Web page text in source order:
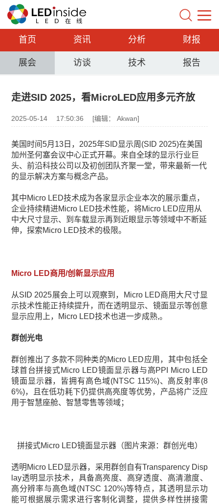
首页 资讯 分析 财报
展会 访谈 技术 报告
走进SID 2025，看MicroLED应用多元齐放
2025-05-14 17:50:36 [编辑： Akwan]
美国时间5月13日，2025年SID显示周(SID 2025)在美国
加州圣何塞会议中心正式开幕。来自全球的显示行业巨
头、前沿科技公司以及初创团队齐聚一堂，带来最新一代
的显示解决方案与概念产品。
其中Micro LED技术成为各家显示企业本次的展示重点，
企业持续精进Micro LED技术性能，将Micro LED应用从
中大尺寸显示、到车载显示再到近眼显示等领域中不断延
伸，探索Micro LED技术的极限。
Micro LED商用/创新显示应用
从SID 2025展会上可以观察到，Micro LED商用大尺寸显
示技术性能正持续提升，而在透明显示、镜面显示等创意
显示应用上，Micro LED技术也进一步成熟,。
群创光电
群创推出了多款不同种类的Micro LED应用，其中包括全
球首台拼接式Micro LED镜面显示器与高PPI Micro LED
镜面显示器，皆拥有高色域(NTSC 115%)、高反射率(8
6%)，且在低功耗下仍提供高亮度等优势，产品将广泛应
用于智慧座舱、智慧零售等领域；
拼接式Micro LED镜面显示器（图片来源：群创光电）
透明Micro LED显示器，采用群创自有Transparency Disp
lay透明显示技术，具备高亮度、高穿透度、高清澈度、
高分辨率与高色域(NTSC 120%)等特点，其透明显示功
能可根据展示需求进行客制化调整，提供多样性拼接需